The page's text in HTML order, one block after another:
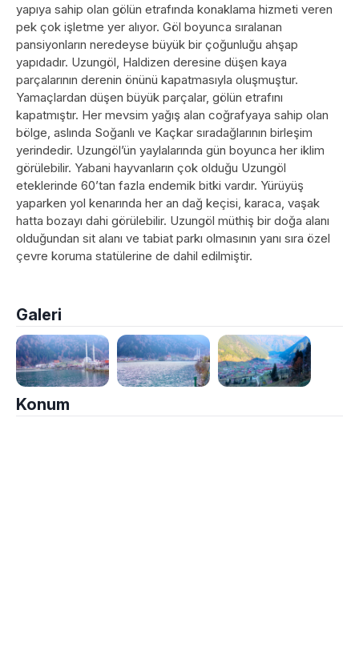
yapıya sahip olan gölün etrafında konaklama hizmeti veren
pek çok işletme yer alıyor. Göl boyunca sıralanan
pansiyonların neredeyse büyük bir çoğunluğu ahşap
yapıdadır. Uzungöl, Haldizen deresine düşen kaya
parçalarının derenin önünü kapatmasıyla oluşmuştur.
Yamaçlardan düşen büyük parçalar, gölün etrafını
kapatmıştır. Her mevsim yağış alan coğrafyaya sahip olan
bölge, aslında Soğanlı ve Kaçkar sıradağlarının birleşim
yerindedir. Uzungöl’ün yaylalarında gün boyunca her iklim
görülebilir. Yabani hayvanların çok olduğu Uzungöl
eteklerinde 60’tan fazla endemik bitki vardır. Yürüyüş
yaparken yol kenarında her an dağ keçisi, karaca, vaşak
hatta bozayı dahi görülebilir. Uzungöl müthiş bir doğa alanı
olduğundan sit alanı ve tabiat parkı olmasının yanı sıra özel
çevre koruma statülerine de dahil edilmiştir.
Galeri
Konum